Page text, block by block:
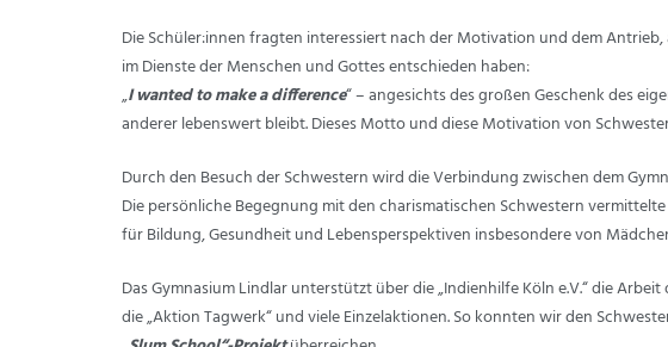
Die Schüler:innen fragten interessiert nach der Motivation und dem
im Dienste der Menschen und Gottes entschieden haben:
„I wanted to make a difference“ – angesichts des großen Geschenk des
anderer lebenswert bleibt. Dieses Motto und diese Motivation von
Durch den Besuch der Schwestern wird die Verbindung zwischen dem
Die persönliche Begegnung mit den charismatischen Schwestern
für Bildung, Gesundheit und Lebensperspektiven insbesondere von
Das Gymnasium Lindlar unterstützt über die „Indienhilfe Köln e.V.“ die
die „Aktion Tagwerk“ und viele Einzelaktionen. So konnten wir den